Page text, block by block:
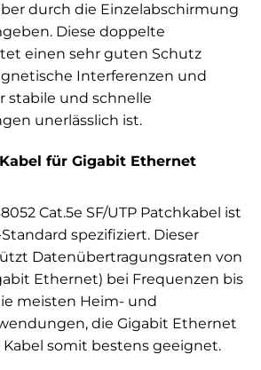
durch die Einzelabschirmung
Diese doppelte
einen sehr guten Schutz
Interferenzen und
stabile und schnelle
unerlässlich ist.
für Gigabit Ethernet
Cat.5e SF/UTP Patchkabel ist
spezifiziert. Dieser
Datenübertragungsraten von
Ethernet) bei Frequenzen bis
meisten Heim- und
die Gigabit Ethernet
Kabel somit bestens geeignet.